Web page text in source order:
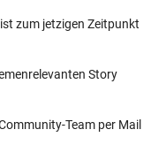
zum jetzigen Zeitpunkt
Story
Team per Mail